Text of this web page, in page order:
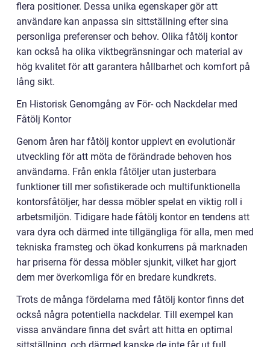
flera positioner. Dessa unika egenskaper gör att
användare kan anpassa sin sittställning efter sina
personliga preferenser och behov. Olika fåtölj kontor
kan också ha olika viktbegränsningar och material av
hög kvalitet för att garantera hållbarhet och komfort på
lång sikt.
En Historisk Genomgång av För- och Nackdelar med
Fåtölj Kontor
Genom åren har fåtölj kontor upplevt en evolutionär
utveckling för att möta de förändrade behoven hos
användarna. Från enkla fåtöljer utan justerbara
funktioner till mer sofistikerade och multifunktionella
kontorsfåtöljer, har dessa möbler spelat en viktig roll i
arbetsmiljön. Tidigare hade fåtölj kontor en tendens att
vara dyra och därmed inte tillgängliga för alla, men med
tekniska framsteg och ökad konkurrens på marknaden
har priserna för dessa möbler sjunkit, vilket har gjort
dem mer överkomliga för en bredare kundkrets.
Trots de många fördelarna med fåtölj kontor finns det
också några potentiella nackdelar. Till exempel kan
vissa användare finna det svårt att hitta en optimal